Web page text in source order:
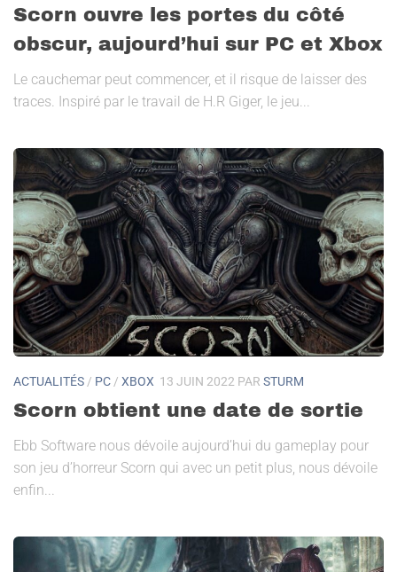
Scorn ouvre les portes du côté
obscur, aujourd’hui sur PC et Xbox
Le cauchemar peut commencer, et il risque de laisser des
traces. Inspiré par le travail de H.R Giger, le jeu...
ACTUALITÉS / PC / XBOX 13 JUIN 2022 PAR STURM
Scorn obtient une date de sortie
Ebb Software nous dévoile aujourd’hui du gameplay pour
son jeu d’horreur Scorn qui avec un petit plus, nous dévoile
enfin...